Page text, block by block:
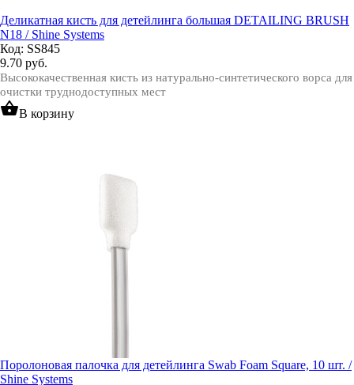
Деликатная кисть для детейлинга большая DETAILING BRUSH
N18 / Shine Systems
Код: SS845
9.70 руб.
Высококачественная кисть из натурально-синтетического ворса для
очистки труднодоступных мест
shopping_basketВ корзину
Поролоновая палочка для детейлинга Swab Foam Square, 10 шт. /
Shine Systems